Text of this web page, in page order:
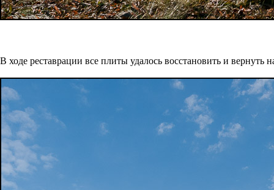
В ходе реставрации все плиты удалось восстановить и вернуть